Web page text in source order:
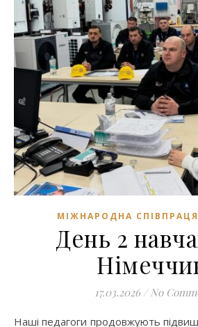
МІЖНАРОДНА СПІВПРАЦЯ
День 2
17.03.2026 / No
Наші педагоги продовжують підвищення кваліфікації на